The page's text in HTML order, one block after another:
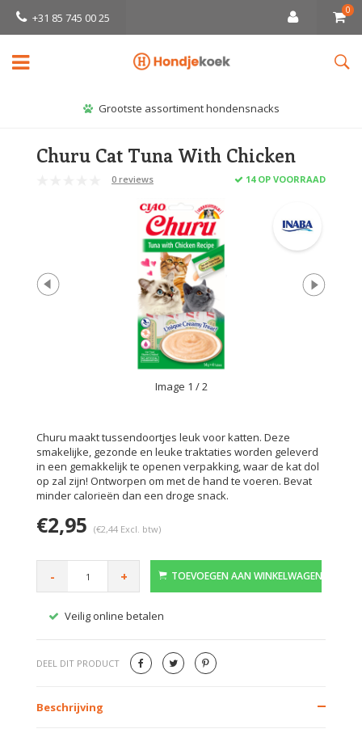
+31 85 745 00 25
0
Grootste assortiment hondensnacks
Churu Cat Tuna With Chicken
0 reviews 14 OP VOORRAAD
Image 1 / 2
Churu maakt tussendoortjes leuk voor katten. Deze
smakelijke, gezonde en leuke traktaties worden geleverd
in een gemakkelijk te openen verpakking, waar de kat dol
op zal zijn! Ontworpen om met de hand te voeren. Bevat
minder calorieën dan een droge snack.
€2,95 (€2,44 Excl. btw)
- + TOEVOEGEN AAN WINKELWAGEN
Veilig online betalen
DEEL DIT PRODUCT
Beschrijving